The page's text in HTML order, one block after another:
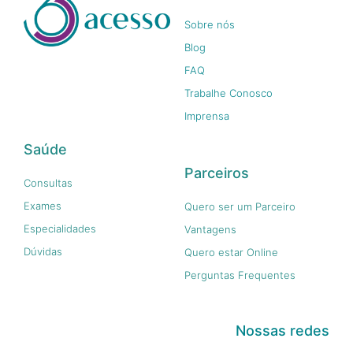
Sobre nós
Blog
FAQ
Trabalhe Conosco
Imprensa
Saúde
Consultas
Exames
Especialidades
Dúvidas
Parceiros
Quero ser um Parceiro
Vantagens
Quero estar Online
Perguntas Frequentes
Nossas redes